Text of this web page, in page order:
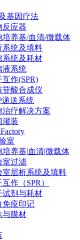
基因疗法
反应器
培养基/血清/微载体
系统及填料
系统及耗材
液系统
互作(SPR)
苷酸合成仪
递送系统
治疗解决方案
灌装
室
培养基|血清|微载体
室过滤
室层析系统及填料
作（SPR）
试剂与耗材
免疫印记
与膜材